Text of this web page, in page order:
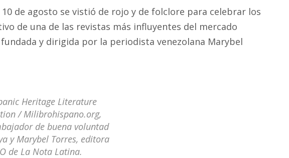
de agosto se vistió de rojo y de folclore para celebrar los
de una de las revistas más influyentes del mercado
y dirigida por la periodista venezolana Marybel
Heritage Literature
/ Milibrohispano.org,
de buena voluntad
y Marybel Torres, editora
de La Nota Latina.